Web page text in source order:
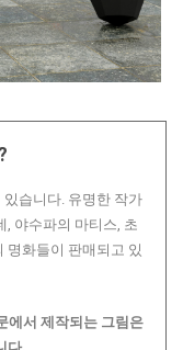
습니다. 유명한 작가
, 야수파의 마티스, 초
명화들이 판매되고 있
에서 제작되는 그림은